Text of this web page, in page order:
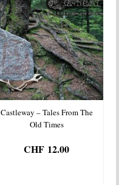
Castleway – Tales From The
Old Times
CHF 12.00